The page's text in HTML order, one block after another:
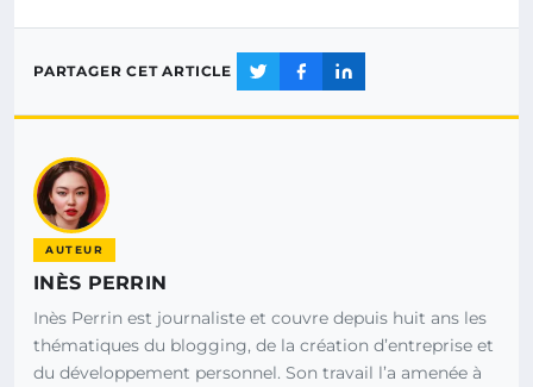
PARTAGER CET ARTICLE
AUTEUR
INÈS PERRIN
Inès Perrin est journaliste et couvre depuis huit ans les
thématiques du blogging, de la création d’entreprise et
du développement personnel. Son travail l’a amenée à